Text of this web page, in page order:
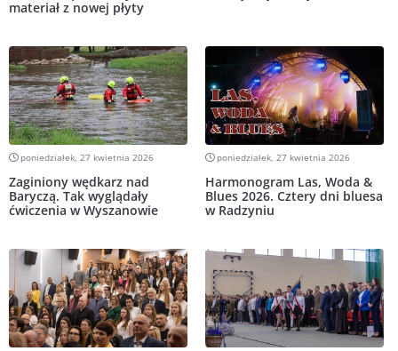
materiał z nowej płyty
poniedziałek, 27 kwietnia 2026
Zaginiony wędkarz nad
Baryczą. Tak wyglądały
ćwiczenia w Wyszanowie
poniedziałek, 27 kwietnia 2026
Harmonogram Las, Woda &
Blues 2026. Cztery dni bluesa
w Radzyniu